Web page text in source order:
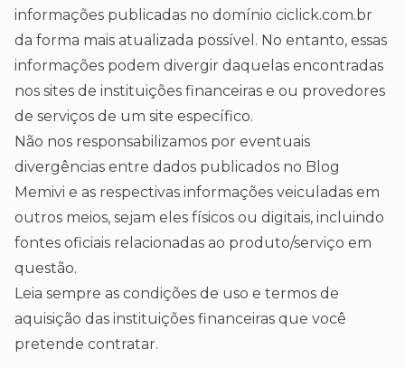
informações publicadas no domínio ciclick.com.br
da forma mais atualizada possível. No entanto, essas
informações podem divergir daquelas encontradas
nos sites de instituições financeiras e ou provedores
de serviços de um site específico.
Não nos responsabilizamos por eventuais
divergências entre dados publicados no Blog
Memivi e as respectivas informações veiculadas em
outros meios, sejam eles físicos ou digitais, incluindo
fontes oficiais relacionadas ao produto/serviço em
questão.
Leia sempre as condições de uso e termos de
aquisição das instituições financeiras que você
pretende contratar.